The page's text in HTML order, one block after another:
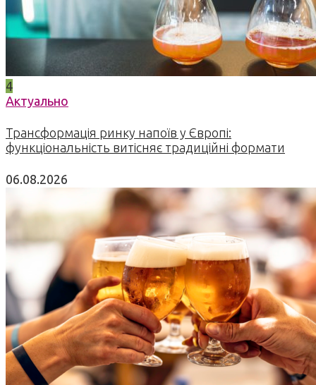
4
Актуально
Трансформація ринку напоїв у Європі:
функціональність витісняє традиційні формати
06.08.2026